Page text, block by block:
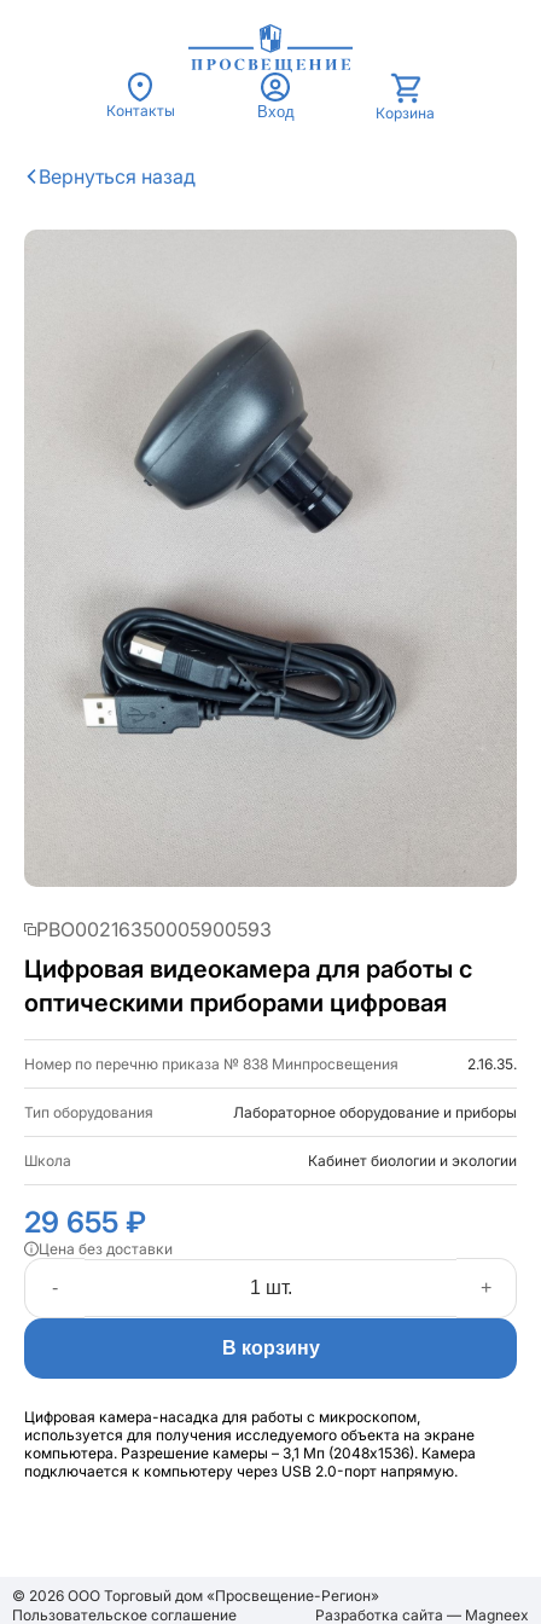
Контакты Вход Корзина
PBO00216350005900593
Цифровая видеокамера для работы с
оптическими приборами цифровая
Номер по перечню приказа № 838 Минпросвещения 2.16.35.
Тип оборудования Лабораторное оборудование и приборы
Школа Кабинет биологии и экологии
29 655 ₽
Цена без доставки
- +
В корзину
Цифровая камера-насадка для работы с микроскопом,
используется для получения исследуемого объекта на экране
компьютера. Разрешение камеры – 3,1 Мп (2048х1536). Камера
подключается к компьютеру через USB 2.0-порт напрямую.
© 2026 ООО Торговый дом «Просвещение-Регион»
Пользовательское соглашение
Разработка сайта — Magneex